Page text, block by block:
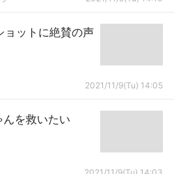
ョットに絶賛の声
2021/11/9(Tu) 14:05
んを救いたい